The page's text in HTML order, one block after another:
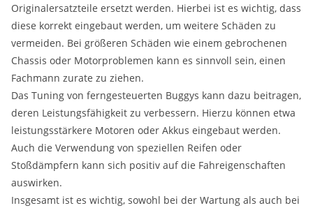
Originalersatzteile ersetzt werden. Hierbei ist es wichtig, dass
diese korrekt eingebaut werden, um weitere Schäden zu
vermeiden. Bei größeren Schäden wie einem gebrochenen
Chassis oder Motorproblemen kann es sinnvoll sein, einen
Fachmann zurate zu ziehen.
Das Tuning von ferngesteuerten Buggys kann dazu beitragen,
deren Leistungsfähigkeit zu verbessern. Hierzu können etwa
leistungsstärkere Motoren oder Akkus eingebaut werden.
Auch die Verwendung von speziellen Reifen oder
Stoßdämpfern kann sich positiv auf die Fahreigenschaften
auswirken.
Insgesamt ist es wichtig, sowohl bei der Wartung als auch bei